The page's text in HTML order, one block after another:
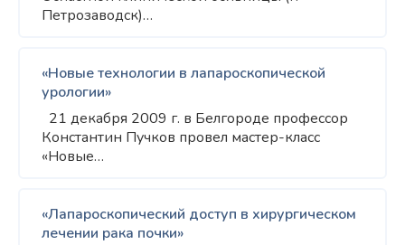
Петрозаводск)…
«Новые технологии в лапароскопической
урологии»
21 декабря 2009 г. в Белгороде профессор
Константин Пучков провел мастер-класс
«Новые…
«Лапароскопический доступ в хирургическом
лечении рака почки»